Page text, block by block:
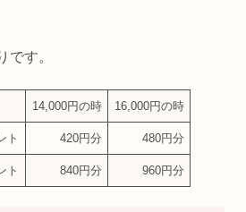
です。
14,000円の時 16,000円の時
ト 420円分 480円分
ト 840円分 960円分